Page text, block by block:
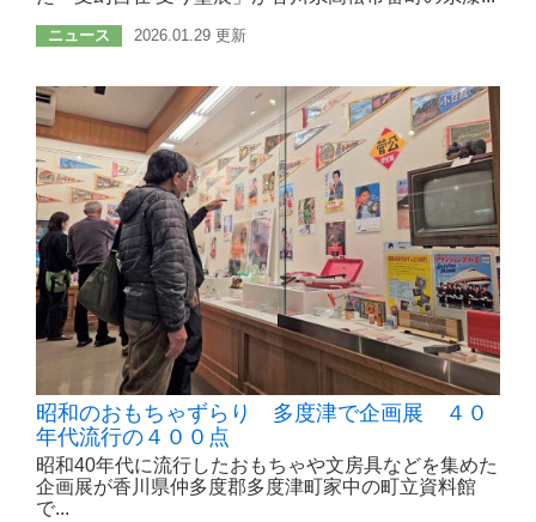
ニュース 2026.01.29 更新
昭和のおもちゃずらり 多度津で企画展 ４０
年代流行の４００点
昭和40年代に流行したおもちゃや文房具などを集めた
企画展が香川県仲多度郡多度津町家中の町立資料館
で...